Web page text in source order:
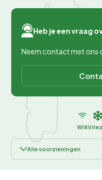
Heb je een vraag
Neem contact met ons
Wifi
Alle voorzieningen